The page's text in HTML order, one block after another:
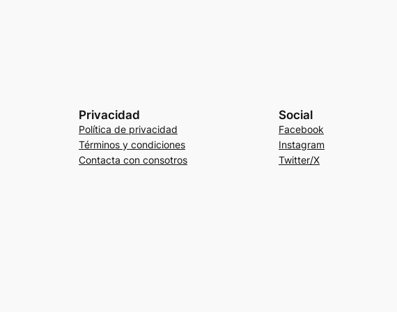
Privacidad
Política de privacidad
Términos y condiciones
Contacta con consotros
Social
Facebook
Instagram
Twitter/X